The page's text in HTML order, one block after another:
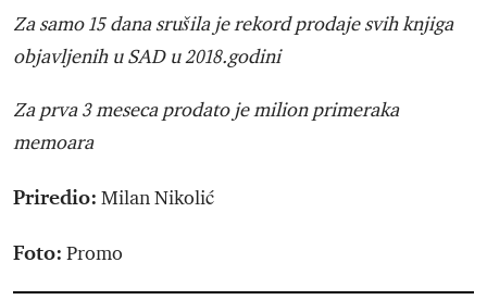
Za samo 15 dana srušila je rekord prodaje svih knjiga
objavljenih u SAD u 2018.godini
Za prva 3 meseca prodato je milion primeraka
memoara
Priredio: Milan Nikolić
Foto: Promo